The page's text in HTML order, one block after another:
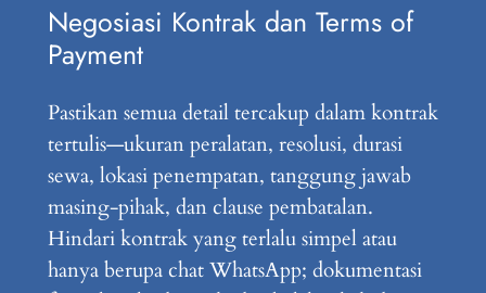
Negosiasi Kontrak dan Terms of
Payment
Pastikan semua detail tercakup dalam kontrak
tertulis—ukuran peralatan, resolusi, durasi
sewa, lokasi penempatan, tanggung jawab
masing-pihak, dan clause pembatalan.
Hindari kontrak yang terlalu simpel atau
hanya berupa chat WhatsApp; dokumentasi